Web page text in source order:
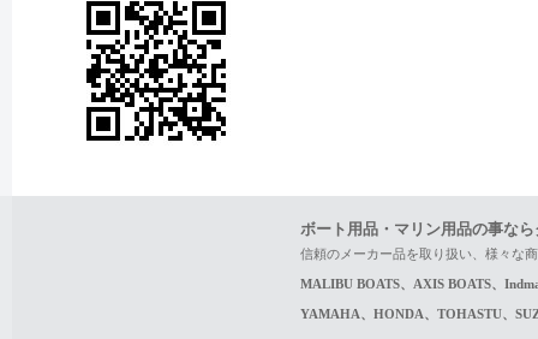
ボート用品・マリン用品の事な
信頼のメーカー品を取り扱い、様々な
MALIBU BOATS、AXIS BOATS、
YAMAHA、HONDA、TOHASTU、